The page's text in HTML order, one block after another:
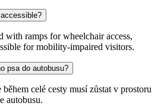
with ramps for wheelchair access,
for mobility-impaired visitors.
psa do autobusu?
celé cesty musí zůstat v prostoru
autobusu.